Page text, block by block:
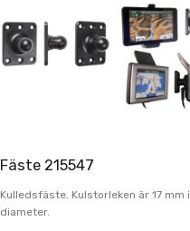
Fäste 215547
Kulledsfäste. Kulstorleken är 17 mm i
diameter.